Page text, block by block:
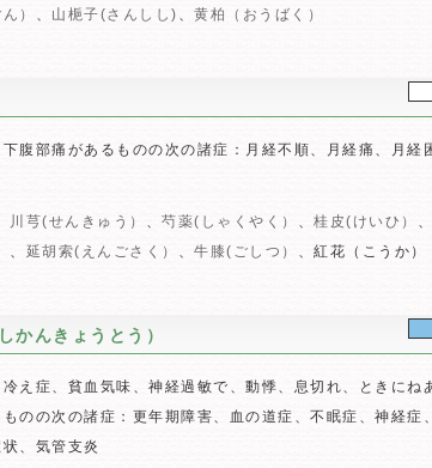
） 、 山梔子(さんしし) 、 黄柏（おうばく）
腹部痛があるものの次の諸症：月経不順、月経痛、月経
川芎(せんきゅう） 、 芍薬(しゃくやく） 、 桂皮(けいひ） 、
、 延胡索(えんごさく） 、 牛膝(ごしつ） 、紅花（こうか）
かんきょうとう）
え症、貧血気味、神経過敏で、動悸、息切れ、ときにね
のの次の諸症：更年期障害、血の道症、不眠症、神経症
、気管支炎